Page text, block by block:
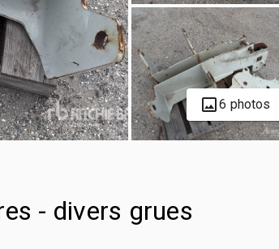
6 photos
- divers grues